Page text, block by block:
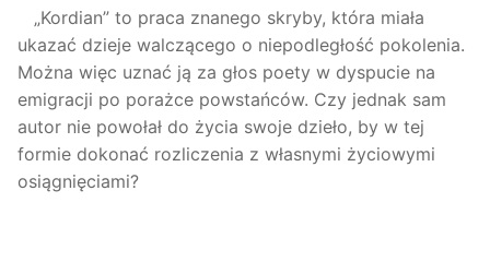
„Kordian” to praca znanego skryby, która miała
ukazać dzieje walczącego o niepodległość pokolenia.
Można więc uznać ją za głos poety w dyspucie na
emigracji po porażce powstańców. Czy jednak sam
autor nie powołał do życia swoje dzieło, by w tej
formie dokonać rozliczenia z własnymi życiowymi
osiągnięciami?